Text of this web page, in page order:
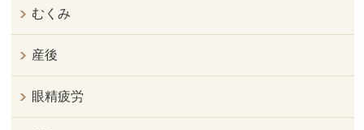
むくみ
産後
眼精疲労